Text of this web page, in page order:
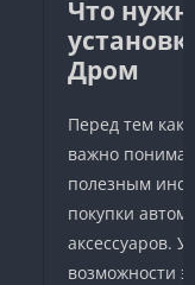
Что
Дром
Перед тем как
важно
полезным
покупки
аксессуаров.
возможности